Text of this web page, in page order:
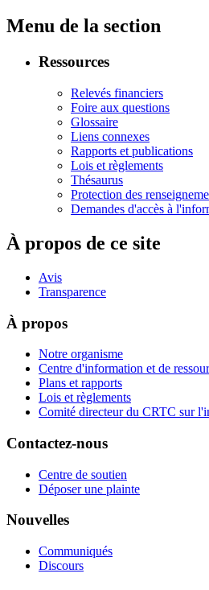
Menu de la section
Ressources
Relevés financiers
Foire aux questions
Glossaire
Liens connexes
Rapports et publications
Lois et règlements
Thésaurus
Protection des
Demandes d'accès à
À propos de ce site
Avis
Transparence
À propos
Notre organisme
Centre d'information et de
Plans et rapports
Lois et règlements
Comité directeur du CRTC sur
Contactez-nous
Centre de soutien
Déposer une plainte
Nouvelles
Communiqués
Discours